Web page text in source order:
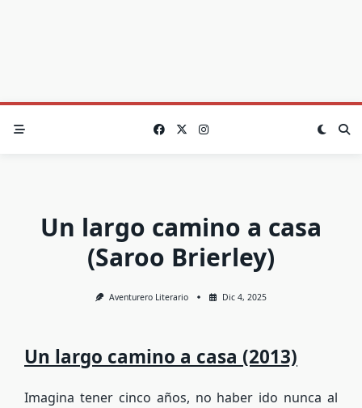
Un largo camino a casa
(Saroo Brierley)
Aventurero Literario Dic 4, 2025
Un largo camino a casa (2013)
Imagina tener cinco años, no haber ido nunca al